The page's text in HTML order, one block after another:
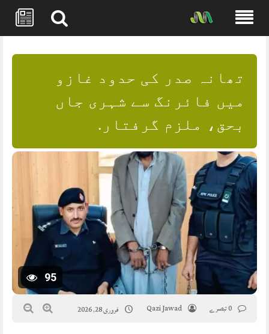
content
تھانہ صدر کی حدود غازو
میں فائرنگ سے شہری جاں
بحق، ملزم گرفتار.
95
Qazi Jawad فروری 28, 2026